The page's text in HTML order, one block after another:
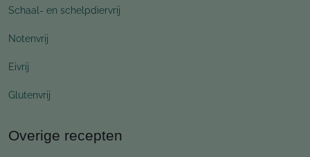
Schaal- en schelpdiervrij
Notenvrij
Eivrij
Glutenvrij
Overige recepten